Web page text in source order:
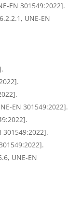
EN 301549:2022].
UNE-EN
EN 301549:2022].
UNE-EN